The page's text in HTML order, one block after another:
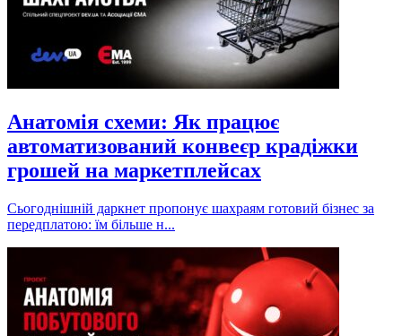
Анатомія схеми: Як працює
автоматизований конвеєр крадіжки
грошей на маркетплейсах
Сьогоднішній даркнет пропонує шахраям готовий бізнес за
передплатою: їм більше н...